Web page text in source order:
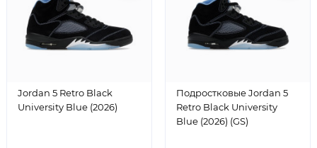
Jordan 5 Retro Black
University Blue (2026)
Подростковые Jordan 5
Retro Black University
Blue (2026) (GS)